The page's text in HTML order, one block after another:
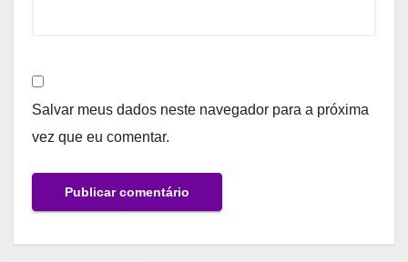
Salvar meus dados neste navegador para a próxima
vez que eu comentar.